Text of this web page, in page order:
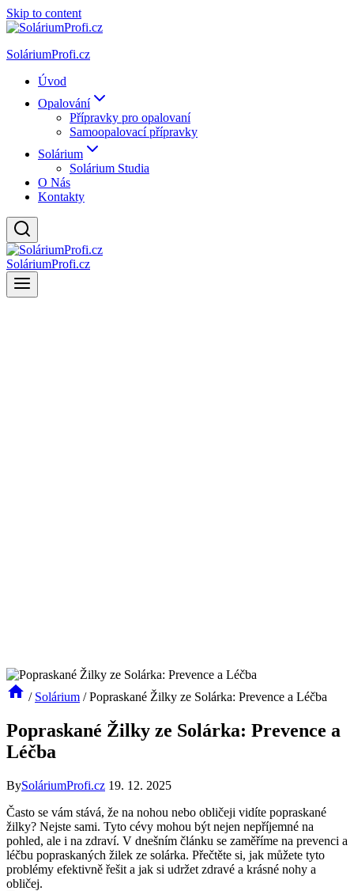
Skip to content
SoláriumProfi.cz
Úvod
Opalování
Přípravky pro opalovaní
Samoopalovací přípravky
Solárium
Solárium Studia
O Nás
Kontakty
SoláriumProfi.cz
/ Solárium / Popraskané Žilky ze Solárka: Prevence a Léčba
Popraskané Žilky ze Solárka: Prevence a
Léčba
BySoláriumProfi.cz 19. 12. 2025
Často se vám stává, že na nohou nebo obličeji vidíte popraskané
žilky? Nejste sami. Tyto cévy mohou být nejen nepříjemné na
pohled, ale i na zdraví. V dnešním článku se zaměříme na prevenci a
léčbu popraskaných žilek ze solárka. Přečtěte si, jak můžete tyto
problémy efektivně řešit a jak si udržet zdravé a krásné nohy a
obličej.